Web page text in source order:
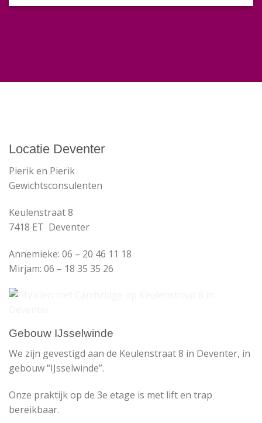
Locatie Deventer
Pierik en Pierik
Gewichtsconsulenten
Keulenstraat 8
7418 ET Deventer
Annemieke: 06 – 20 46 11 18
Mirjam: 06 – 18 35 35 26
Gebouw IJsselwinde
We zijn gevestigd aan de Keulenstraat 8 in Deventer, in
gebouw “IJsselwinde”.
Onze praktijk op de 3e etage is met lift en trap
bereikbaar.